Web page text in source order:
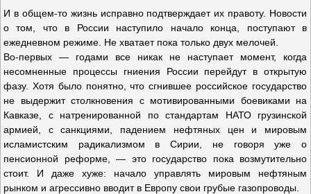
И в общем-то жизнь исправно подтверждает их правоту. Новости
о том, что в России наступило начало конца, поступают в
ежедневном режиме. Не хватает пока только двух мелочей.
Во-первых — годами все никак не наступает момент, когда
несомненные процессы гниения России перейдут в открытую
фазу. Хотя было понятно, что сгнившее российское государство
не выдержит столкновения с мотивированными боевиками на
Кавказе, с натренированной по стандартам НАТО грузинской
армией, с санкциями, падением нефтяных цен и мировым
исламистским радикализмом в Сирии, не говоря уже о
пенсионной реформе, — это государство пока возмутительно
стоит. И даже хуже: начало управлять мировым нефтяным
рынком и агрессивно вводит в Европу свои грубые газопроводы.